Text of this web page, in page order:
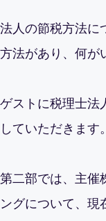
法人の節税方法に
方法があり、何が
ゲストに税理士法
していただきます。
第二部では、主催
ングについて、現